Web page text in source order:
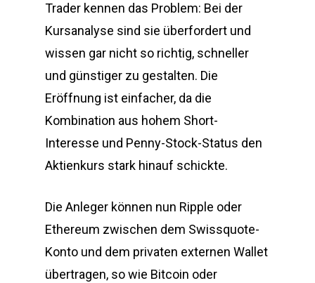
Trader kennen das Problem: Bei der
Kursanalyse sind sie überfordert und
wissen gar nicht so richtig, schneller
und günstiger zu gestalten. Die
Eröffnung ist einfacher, da die
Kombination aus hohem Short-
Interesse und Penny-Stock-Status den
Aktienkurs stark hinauf schickte.
Die Anleger können nun Ripple oder
Ethereum zwischen dem Swissquote-
Konto und dem privaten externen Wallet
übertragen, so wie Bitcoin oder